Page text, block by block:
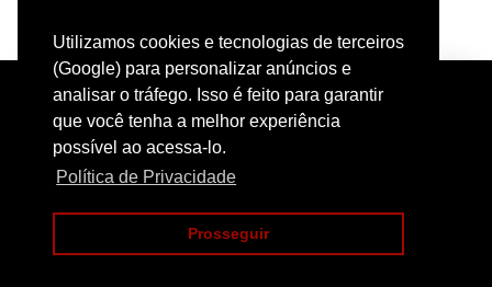
Utilizamos cookies e tecnologias de terceiros
(Google) para personalizar anúncios e
analisar o tráfego. Isso é feito para garantir
que você tenha a melhor experiência
possível ao acessa-lo.
Política de Privacidade
Prosseguir
PRIVACIDADE CONTATO
COPYRIGHT@2024 | POLICIAMENTO INTELIGENTE